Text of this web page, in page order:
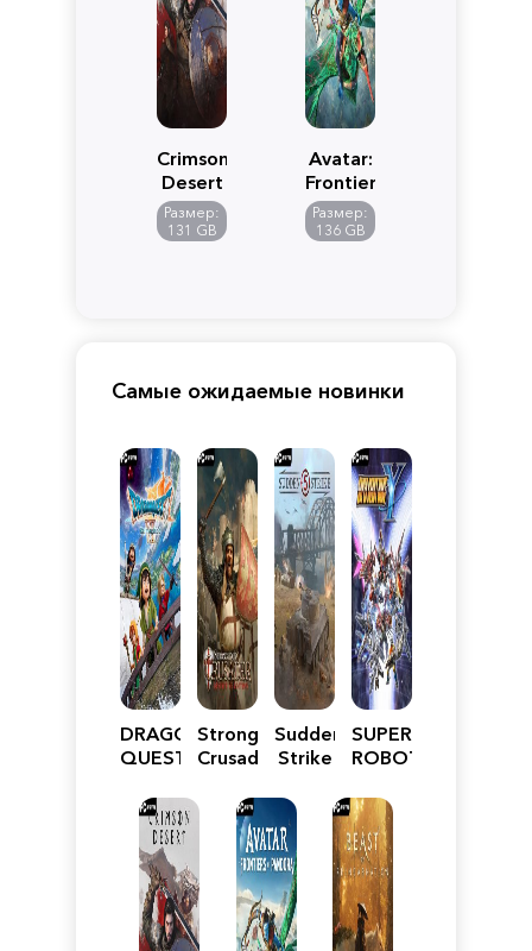
Crimson
Desert
Размер:
131 GB
Avatar:
Frontiers
of
Pandora
Размер:
136 GB
Самые ожидаемые новинки
DRAGON
QUEST
Reimagined
Stronghold
Crusader:
Edition
Sudden
Strike
SUPER
ROBOT
Y